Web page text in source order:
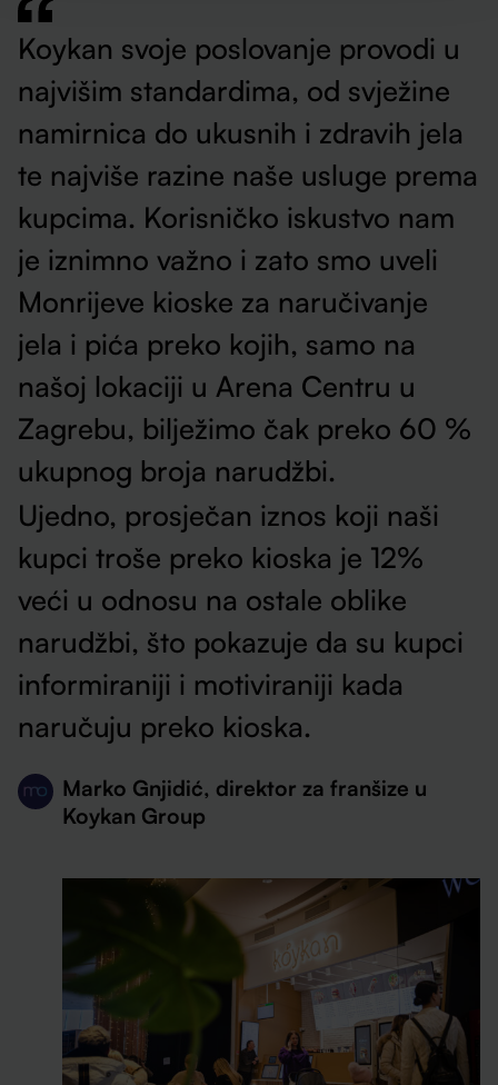
Koykan svoje poslovanje provodi u
najvišim standardima, od svježine
namirnica do ukusnih i zdravih jela
te najviše razine naše usluge prema
kupcima. Korisničko iskustvo nam
je iznimno važno i zato smo uveli
Monrijeve kioske za naručivanje
jela i pića preko kojih, samo na
našoj lokaciji u Arena Centru u
Zagrebu, bilježimo čak preko 60 %
ukupnog broja narudžbi.
Ujedno, prosječan iznos koji naši
kupci troše preko kioska je 12%
veći u odnosu na ostale oblike
narudžbi, što pokazuje da su kupci
informiraniji i motiviraniji kada
naručuju preko kioska.
Marko Gnjidić, direktor za franšize u
Koykan Group